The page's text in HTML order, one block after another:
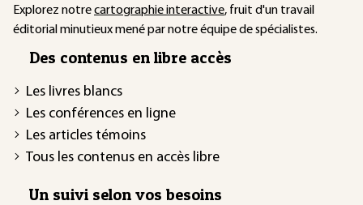
Explorez notrecartographie interactive, fruit d'un travail
éditorial minutieux mené par notre équipe de spécialistes.
Des contenus en libre accès
Les livres blancs
Les conférences en ligne
Les articles témoins
Tous les contenus en accès libre
Un suivi selon vos besoins